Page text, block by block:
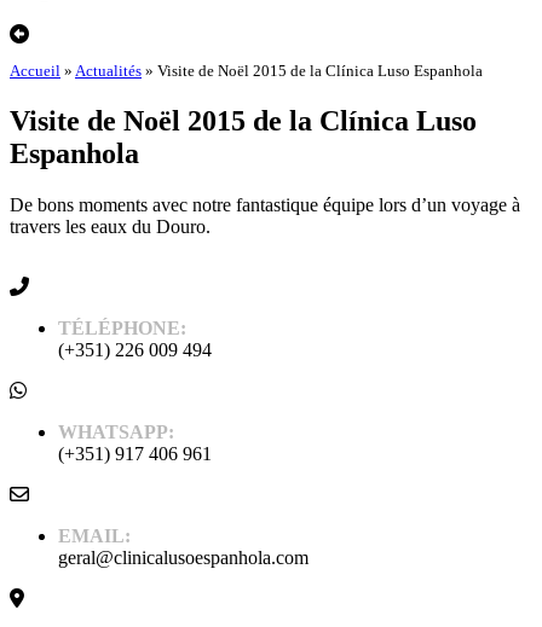
Accueil » Actualités » Visite de Noël 2015 de la Clínica Luso Espanhola
Visite de Noël 2015 de la Clínica Luso
Espanhola
De bons moments avec notre fantastique équipe lors d’un voyage à
travers les eaux du Douro.
TÉLÉPHONE:
(+351) 226 009 494
WHATSAPP:
(+351) 917 406 961
EMAIL:
geral@clinicalusoespanhola.com